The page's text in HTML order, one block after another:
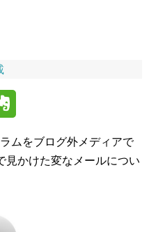
ムをブログ外メディアで
見かけた変なメールについ